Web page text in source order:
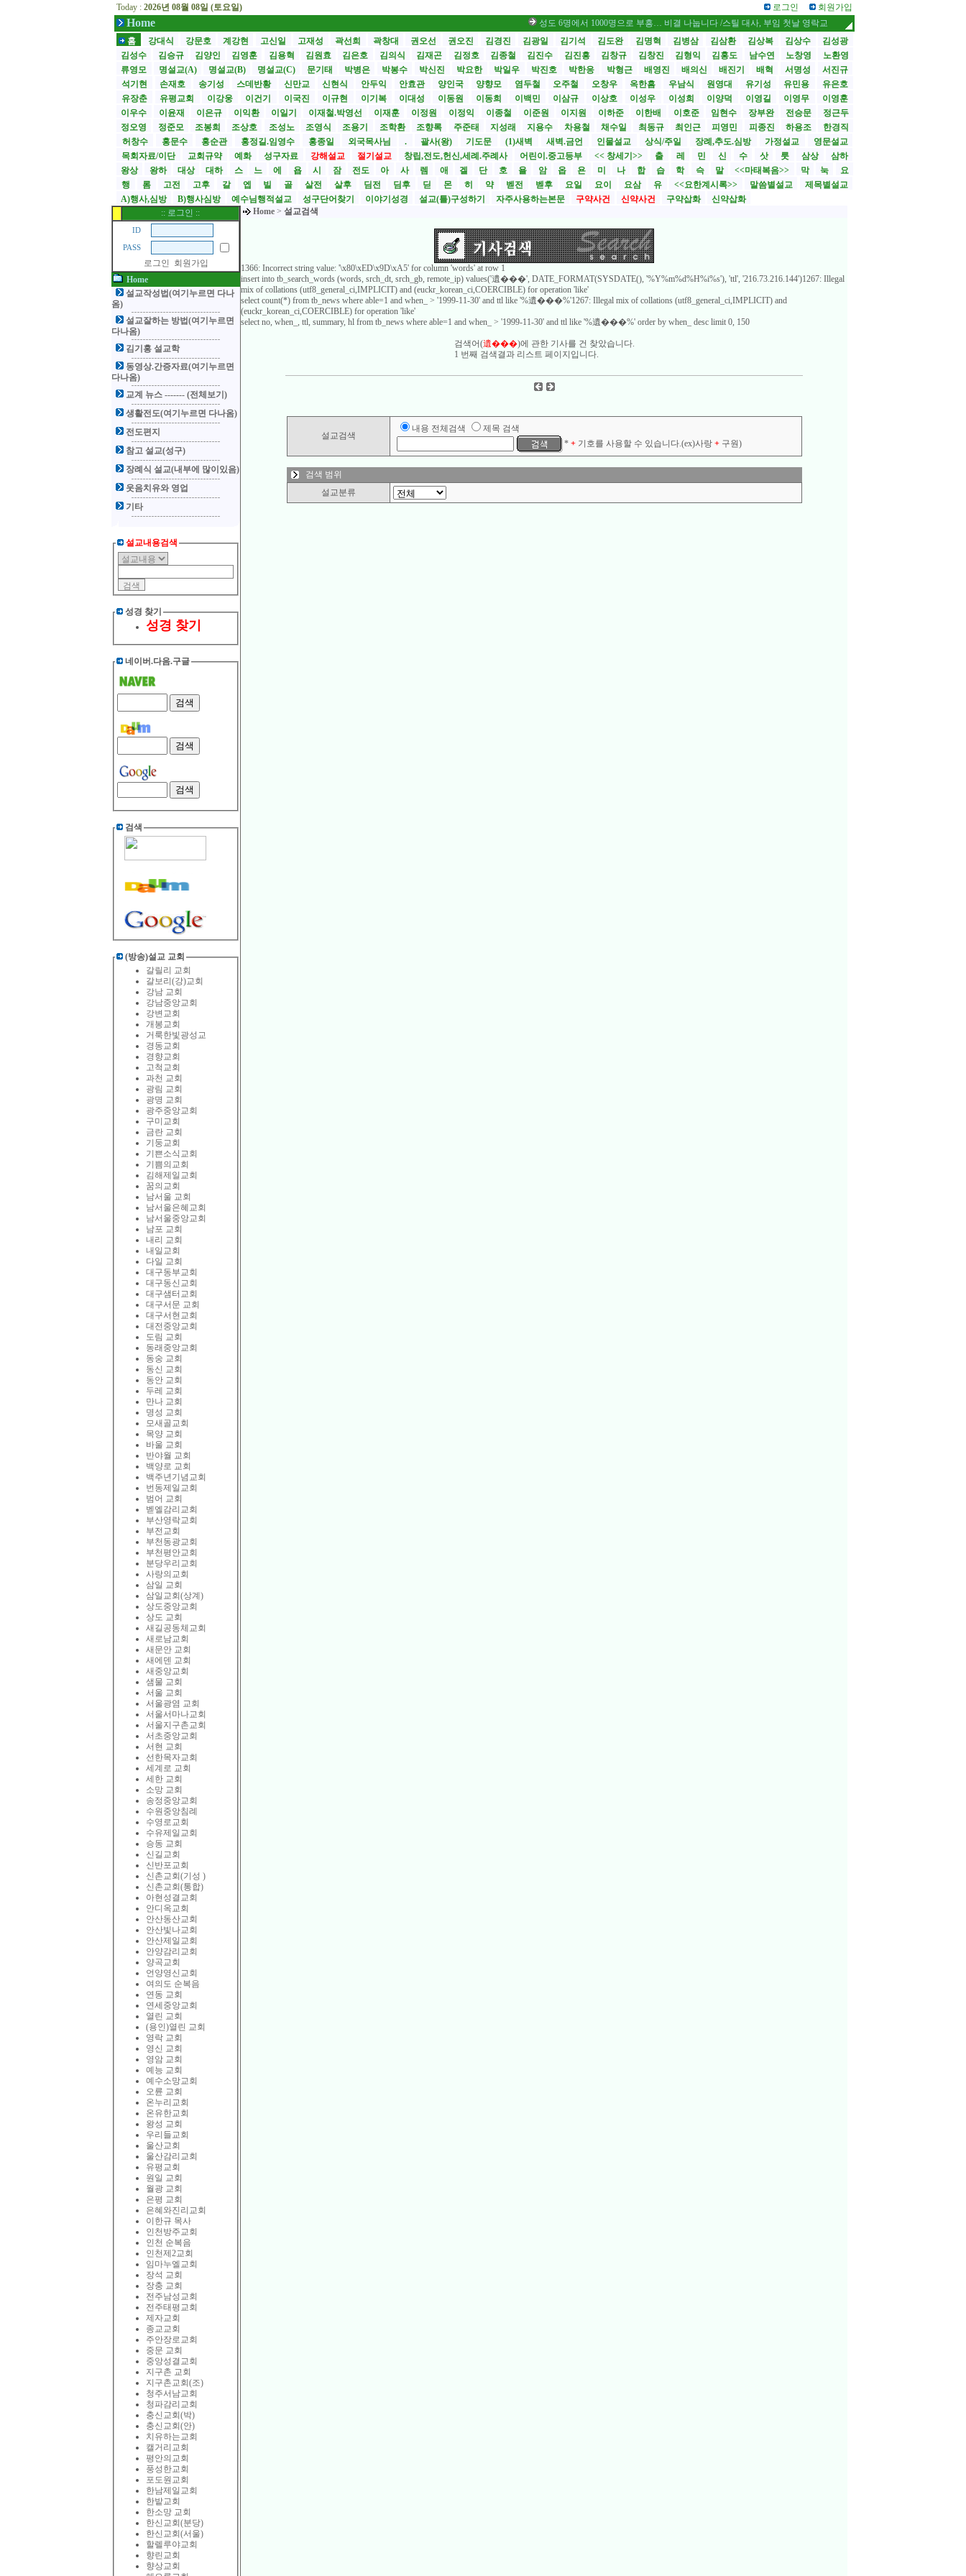
Today : 2026년 08월 08일 (토요일) 로그인 회원가입
Home 성도 6명에서 1000명으로 부흥… 비결 나눕니다 /스틸 대사, 부임 첫날 영락교회 방문
홈
강대식 강문호 계강현 고신일 고재성 곽선희 곽창대 권오선 권오진 김경진 김광일 김기석 김도완 김명혁 김병삼 김삼환 김상복 김상수
김성광
김성수
김승규 김양인 김영훈 김용혁 김원효 김은호 김의식 김재곤 김정호 김종철 김진수 김진흥 김창규 김창진 김형익 김홍도 남수연 노창영
노환영
류영모
명설교(A) 명설교(B) 명설교(C) 문기태 박병은 박봉수 박신진 박요한 박일우 박진호 박한응 박형근 배영진 배의신 배진기 배혁 서명성
서진규
석기현
손재호 송기성 스데반황 신만교 신현식 안두익 안효관 양인국 양향모 염두철 오주철 오창우 옥한흠 우남식 원영대 유기성 유민용
유은호
유장춘
유평교회 이강웅 이건기 이국진 이규현 이기복 이대성 이동원 이동희 이백민 이삼규 이상호 이성우 이성희 이양덕 이영길 이영무
이영훈
이우수
이윤재 이은규 이익환 이일기 이재철.박영선 이재훈 이정원 이정익 이종철 이준원 이지원 이하준 이한배 이호준 임현수 장부완 전승문
정근두
정오영
정준모 조봉희 조상호 조성노 조영식 조용기 조학환 조향록 주준태 지성래 지용수 차용철 채수일 최동규 최인근 피영민 피종진 하용조
한경직
허창수
홍문수 홍순관 홍정길.임영수 홍종일 외국목사님 . 괄사(왕) 기도문 (1)새벽 새벽.금언 인물설교 상식/주일 장례,추도.심방 가정설교
영문설교
목회자료/이단
교회규약 예화 성구자료 강해설교 절기설교 창립,전도,헌신,세례.주례사 어린이.중고등부 << 창세기>> 출 레 민 신 수 삿 룻 삼상
삼하
왕상
왕하 대상 대하 스 느 에 욥 시 잠 전도 아 사 렘 애 겔 단 호 욜 암 옵 욘 미 나 합 습 학 슥 말 <<마태복음>> 막 눅
요
행
롬 고전 고후 갈 엡 빌 골 살전 살후 딤전 딤후 딛 몬 히 약 벧전 벧후 요일 요이 요삼 유 <<요한계시록>> 말씀별설교
제목별설교
A)행사,심방
B)행사심방 예수님행적설교 성구단어찾기 이야기성경 설교(틀)구성하기 자주사용하는본문 구약사건 신약사건 구약삽화
신약삽화
:: 로그인 ::
ID
PASS
로그인
회원가입
Home
설교작성법(여기누르면 다나
옴)
설교잘하는 방법(여기누르면
다나옴)
김기홍 설교학
동영상.간증자료(여기누르면
다나옴)
교계 뉴스 ------- (전체보기)
생활전도(여기누르면 다나옴)
전도편지
참고 설교(성구)
장례식 설교(내부에 많이있음)
웃음치유와 영업
기타
설교내용검색
성경 찾기
성경 찾기
네이버.다음.구글
검색
(방송)설교 교회
갈릴리 교회
갈보리(강)교회
강남 교회
강남중앙교회
강변교회
개봉교회
거룩한빛광성교
경동교회
경향교회
고척교회
과천 교회
광림 교회
광명 교회
광주중앙교회
구미교회
금란 교회
기둥교회
기쁜소식교회
기쁨의교회
김해제일교회
꿈의교회
남서울 교회
남서울은혜교회
남서울중앙교회
남포 교회
내리 교회
내일교회
다일 교회
대구동부교회
대구동신교회
대구샘터교회
대구서문 교회
대구서현교회
대전중앙교회
도림 교회
동래중앙교회
동숭 교회
동신 교회
동안 교회
두레 교회
만나 교회
명성 교회
모새골교회
목양 교회
바울 교회
반야월 교회
백양로 교회
백주년기념교회
번동제일교회
범어 교회
벧엘감리교회
부산영락교회
부전교회
부천동광교회
부천평안교회
분당우리교회
사랑의교회
삼일 교회
삼일교회(상계)
상도중앙교회
상도 교회
새길공동체교회
새로남교회
새문안 교회
새에덴 교회
새중앙교회
샘물 교회
서울 교회
서울광염 교회
서울서마나교회
서울지구촌교회
서초중앙교회
서현 교회
선한목자교회
세계로 교회
세한 교회
소망 교회
송정중앙교회
수원중앙침례
수영로교회
수유제일교회
승동 교회
신길교회
신반포교회
신촌교회(기성 )
신촌교회(통합)
아현성결교회
안디옥교회
안산동산교회
안산빛나교회
안산제일교회
안양감리교회
양곡교회
언양영신교회
여의도 순복음
연동 교회
연세중앙교회
열린 교회
(용인)열린 교회
영락 교회
영신 교회
영암 교회
예능 교회
예수소망교회
오륜 교회
온누리교회
온유한교회
왕성 교회
우리들교회
울산교회
울산감리교회
유평교회
원일 교회
월광 교회
은평 교회
은혜와진리교회
이한규 목사
인천방주교회
인천 순복음
인천제2교회
임마누엘교회
장석 교회
장충 교회
전주남성교회
전주태평교회
제자교회
종교교회
주안장로교회
중문 교회
중앙성결교회
지구촌 교회
지구촌교회(조)
청주서남교회
청파감리교회
충신교회(박)
충신교회(안)
치유하는교회
캘거리교회
평안의교회
풍성한교회
포도원교회
한남제일교회
한밭교회
한소망 교회
한신교회(분당)
한신교회(서울)
할렐루야교회
향린교회
향상교회
Home > 설교검색
1366: Incorrect string value: '\x80\xED\x9D\xA5' for column 'words' at row 1
insert into tb_search_words (words, srch_dt, srch_gb, remote_ip) values('遺���', DATE_FORMAT(SYSDATE(), '%Y%m%d%H%i%s'), 'ttl', '216.73.216.144')1267: Illegal
mix of collations (utf8_general_ci,IMPLICIT) and (euckr_korean_ci,COERCIBLE) for operation 'like'
select count(*) from tb_news where able=1 and when_ > '1999-11-30' and ttl like '%遺���%'1267: Illegal mix of collations (utf8_general_ci,IMPLICIT) and
(euckr_korean_ci,COERCIBLE) for operation 'like'
select no, when_, ttl, summary, hl from tb_news where able=1 and when_ > '1999-11-30' and ttl like '%遺���%' order by when_ desc limit 0, 150
검색어(遺���)에 관한 기사를 건 찾았습니다.
1 번째 검색결과 리스트 페이지입니다.
설교검색
내용 전체검색
제목 검색
* +기호를 사용할 수 있습니다.(ex)사랑 +구원)
검색 범위
설교분류